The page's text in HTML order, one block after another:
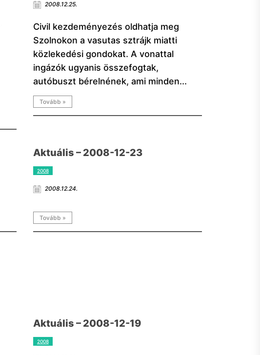
2008.12.25.
Civil kezdeményezés oldhatja meg
Szolnokon a vasutas sztrájk miatti
közlekedési gondokat. A vonattal
ingázók ugyanis összefogtak,
autóbuszt bérelnének, ami minden...
Tovább »
Aktuális – 2008-12-23
2008
2008.12.24.
Tovább »
Aktuális – 2008-12-19
2008